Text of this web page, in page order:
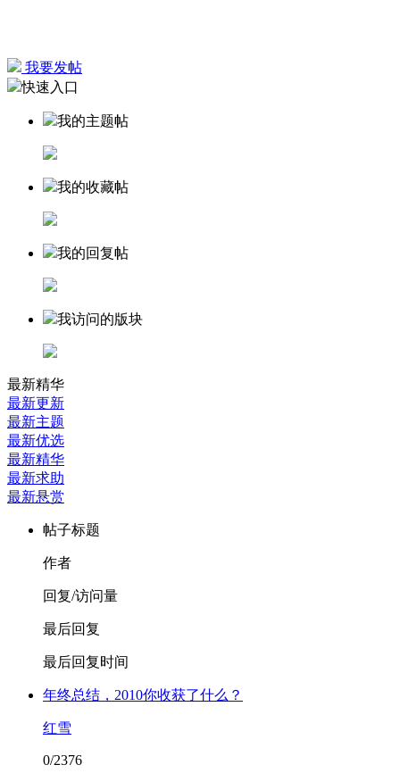
我要发帖
快速入口
我的主题帖
我的收藏帖
我的回复帖
我访问的版块
最新精华
最新更新
最新主题
最新优选
最新精华
最新求助
最新悬赏
帖子标题
作者
回复/访问量
最后回复
最后回复时间
年终总结，2010你收获了什么？
红雪
0/2376